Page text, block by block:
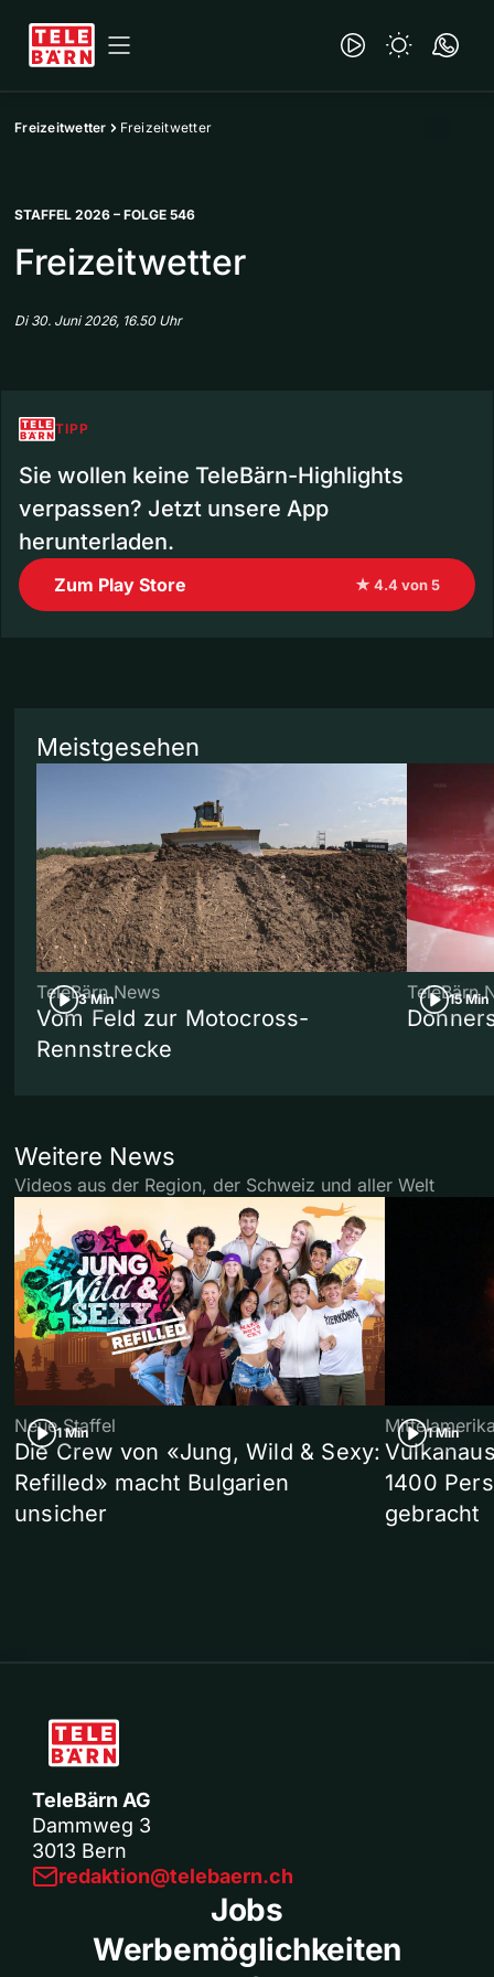
Freizeitwetter Freizeitwetter
STAFFEL 2026 – FOLGE 546
Freizeitwetter
Di 30. Juni 2026, 16.50 Uhr
TIPP
Sie wollen keine TeleBärn-Highlights
verpassen? Jetzt unsere App
herunterladen.
Zum Play Store ★ 4.4 von 5
Meistgesehen
3 Min
TeleBärn News
Vom Feld zur Motocross-
Rennstrecke
15 Min
TeleBärn
Weitere News
Videos aus der Region, der Schweiz und aller Welt
1 Min
Neue Staffel
Die Crew von «Jung, Wild & Sexy:
Refilled» macht Bulgarien
unsicher
1 Min
1400
gebracht
TeleBärn AG
Dammweg 3
3013 Bern
redaktion@telebaern.ch
Jobs
Werbemöglichkeiten